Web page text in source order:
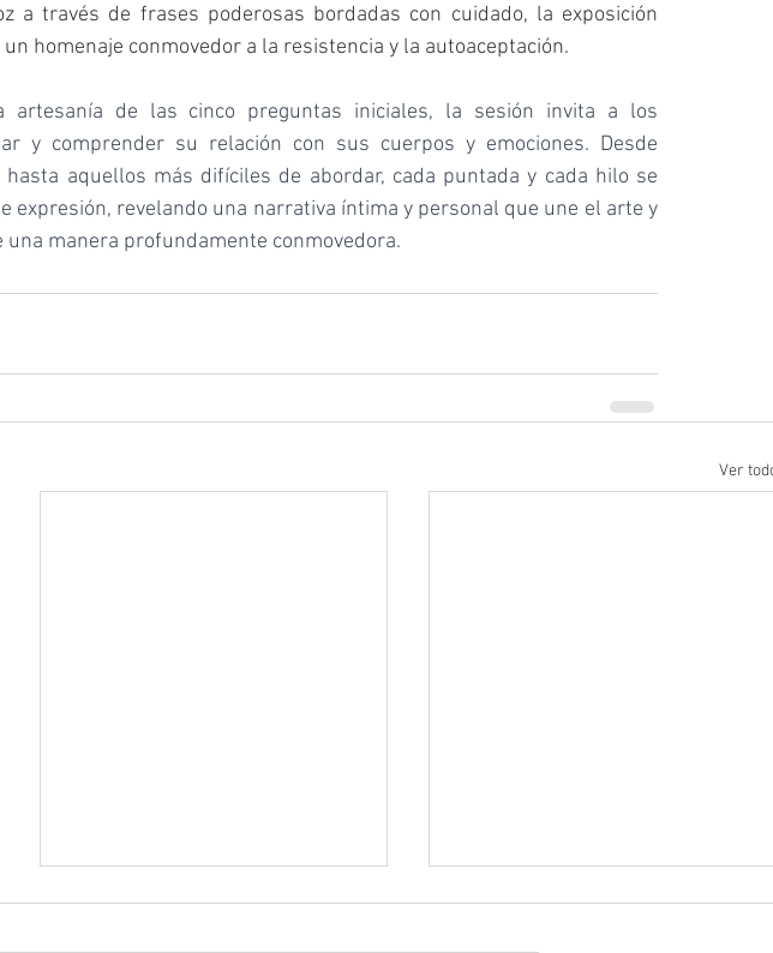
a través de frases poderosas bordadas con cuidado, la exposición
homenaje conmovedor a la resistencia y la autoaceptación.
artesanía de las cinco preguntas iniciales, la sesión invita a los
y comprender su relación con sus cuerpos y emociones. Desde
aquellos más difíciles de abordar, cada puntada y cada hilo se
expresión, revelando una narrativa íntima y personal que une el arte y
una manera profundamente conmovedora.
Ver